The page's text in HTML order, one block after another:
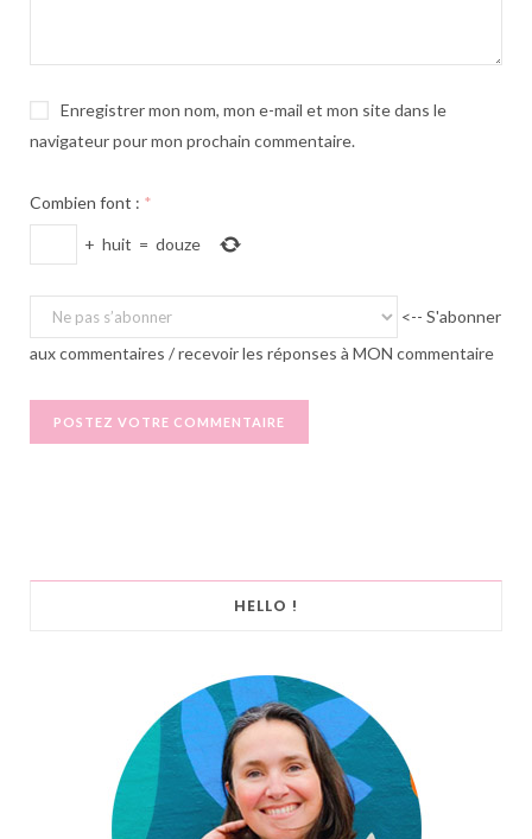
Enregistrer mon nom, mon e-mail et mon site dans le
navigateur pour mon prochain commentaire.
Combien font : *
+ huit = douze
<-- S'abonner
aux commentaires / recevoir les réponses à MON commentaire
HELLO !